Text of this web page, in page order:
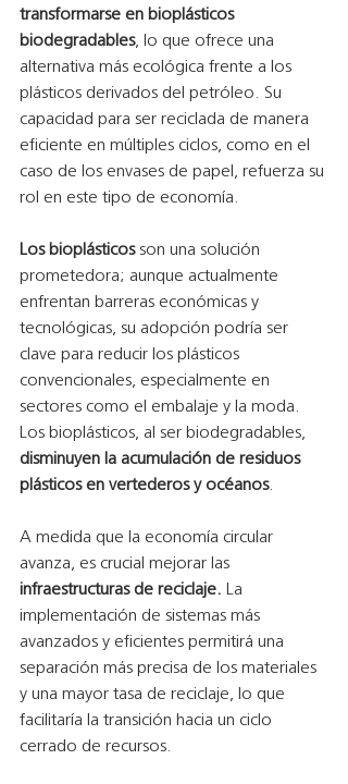
transformarse en bioplásticos
biodegradables, lo que ofrece una
alternativa más ecológica frente a los
plásticos derivados del petróleo. Su
capacidad para ser reciclada de manera
eficiente en múltiples ciclos, como en el
caso de los envases de papel, refuerza su
rol en este tipo de economía.
Los bioplásticos son una solución
prometedora; aunque actualmente
enfrentan barreras económicas y
tecnológicas, su adopción podría ser
clave para reducir los plásticos
convencionales, especialmente en
sectores como el embalaje y la moda.
Los bioplásticos, al ser biodegradables,
disminuyen la acumulación de residuos
plásticos en vertederos y océanos.
A medida que la economía circular
avanza, es crucial mejorar las
infraestructuras de reciclaje. La
implementación de sistemas más
avanzados y eficientes permitirá una
separación más precisa de los materiales
y una mayor tasa de reciclaje, lo que
facilitaría la transición hacia un ciclo
cerrado de recursos.